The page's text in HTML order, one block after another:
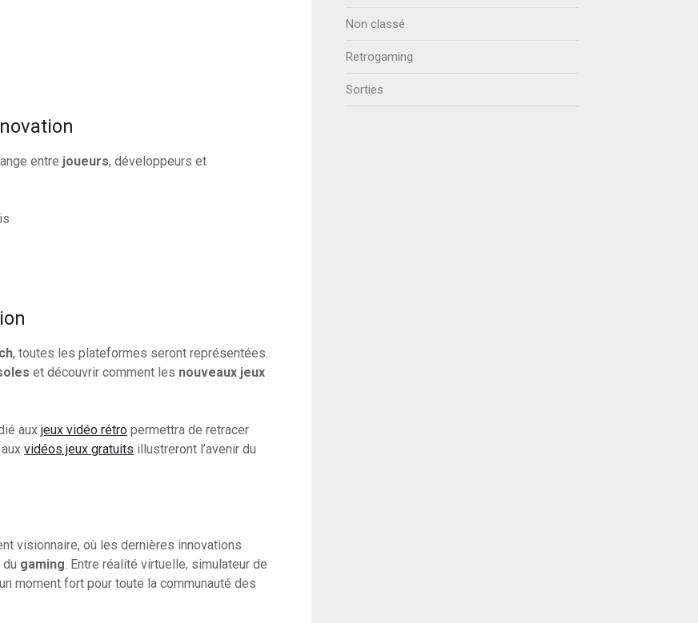
entre joueurs, développeurs et
, toutes les plateformes seront représentées.
et découvrir comment les nouveaux jeux
auxjeux vidéo rétro permettra de retracer
auxvidéos jeux gratuits illustreront l’avenir du
visionnaire, où les dernières innovations
gaming. Entre réalité virtuelle, simulateur de
moment fort pour toute la communauté des
Non classé
Retrogaming
Sorties